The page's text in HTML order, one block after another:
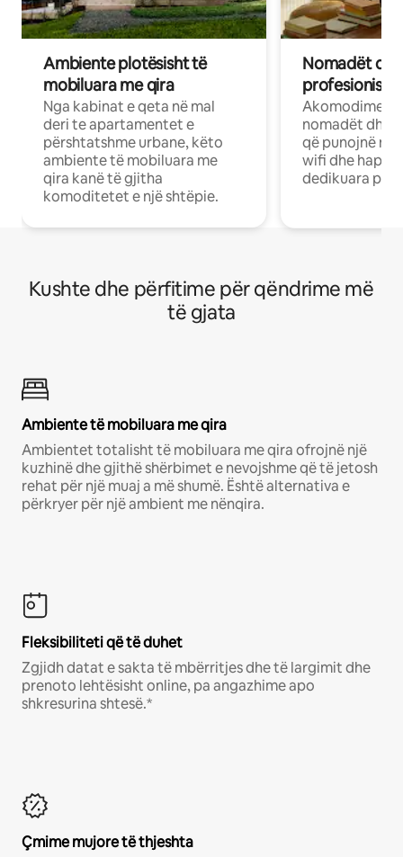
Ambiente plotësisht të
mobiluara me qira
Nga kabinat e qeta në mal
deri te apartamentet e
përshtatshme urbane, këto
ambiente të mobiluara me
qira kanë të gjitha
komoditetet e një shtëpie.
Nomadët
Akomodime
nomadët dhe
që punojnë në
wifi dhe
dedikuara
Kushte dhe përfitime për qëndrime më
të gjata
Ambiente të mobiluara me qira
Ambientet totalisht të mobiluara me qira ofrojnë një
kuzhinë dhe gjithë shërbimet e nevojshme që të jetosh
rehat për një muaj a më shumë. Është alternativa e
përkryer për një ambient me nënqira.
Fleksibiliteti që të duhet
Zgjidh datat e sakta të mbërritjes dhe të largimit dhe
prenoto lehtësisht online, pa angazhime apo
shkresurina shtesë.*
Çmime mujore të thjeshta